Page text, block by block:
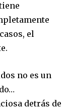
el
no es un
detrás de